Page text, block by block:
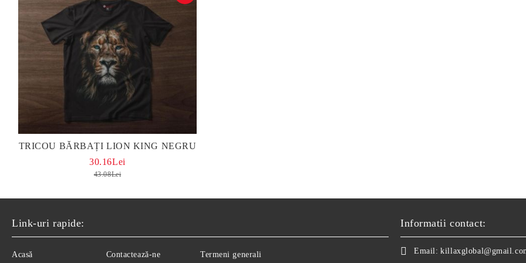
TRICOU BĂRBAȚI LION KING NEGRU
30.16Lei
43.08Lei
Link-uri rapide:
Acasă Contactează-ne Termeni generali
Informatii contact:
Email: